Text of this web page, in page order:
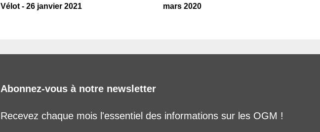
Vélot - 26 janvier 2021
mars 2020
Abonnez-vous à notre newsletter
Recevez chaque mois l'essentiel des informations sur les OGM !